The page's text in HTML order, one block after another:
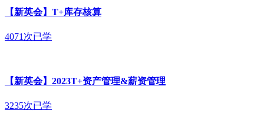
【新英会】T+库存核算
4071次已学
【新英会】2023T+资产管理&薪资管理
3235次已学